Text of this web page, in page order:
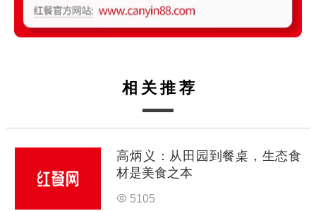
相关推荐
高炳义：从田园到餐桌，生态食
材是美食之本
5105